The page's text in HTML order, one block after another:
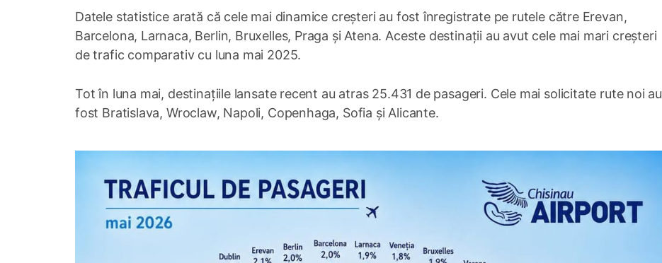
Datele statistice arată că cele mai dinamice creșteri au fost înregistrate pe rutele către Erevan,
Barcelona, Larnaca, Berlin, Bruxelles, Praga și Atena. Aceste destinații au avut cele mai mari creșteri
de trafic comparativ cu luna mai 2025.
Tot în luna mai, destinațiile lansate recent au atras 25.431 de pasageri. Cele mai solicitate rute noi au
fost Bratislava, Wroclaw, Napoli, Copenhaga, Sofia și Alicante.